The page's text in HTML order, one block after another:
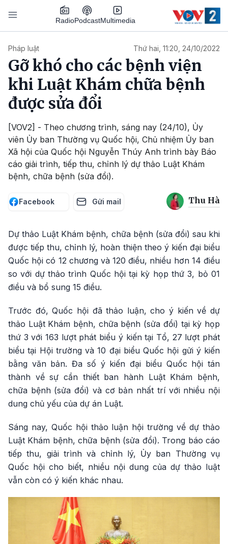
Nhảy đến nội dung
RadioPodcastMultimedia
Pháp luật Thứ hai, 11:20, 24/10/2022
Gỡ khó cho các bệnh viện
khi Luật Khám chữa bệnh
được sửa đổi
[VOV2] - Theo chương trình, sáng nay (24/10), Ủy
viên Ủy ban Thường vụ Quốc hội, Chủ nhiệm Ủy ban
Xã hội của Quốc hội Nguyễn Thúy Anh trình bày Báo
cáo giải trình, tiếp thu, chỉnh lý dự thảo Luật Khám
bệnh, chữa bệnh (sửa đổi).
Facebook Gửi mail Thu Hà
Dự thảo Luật Khám bệnh, chữa bệnh (sửa đổi) sau khi
được tiếp thu, chỉnh lý, hoàn thiện theo ý kiến đại biểu
Quốc hội có 12 chương và 120 điều, nhiều hơn 14 điều
so với dự thảo trình Quốc hội tại kỳ họp thứ 3, bỏ 01
điều và bổ sung 15 điều.
Trước đó, Quốc hội đã thảo luận, cho ý kiến về dự
thảo Luật Khám bệnh, chữa bệnh (sửa đổi) tại kỳ họp
thứ 3 với 163 lượt phát biểu ý kiến tại Tổ, 27 lượt phát
biểu tại Hội trường và 10 đại biểu Quốc hội gửi ý kiến
bằng văn bản. Đa số ý kiến đại biểu Quốc hội tán
thành về sự cần thiết ban hành Luật Khám bệnh,
chữa bệnh (sửa đổi) và cơ bản nhất trí với nhiều nội
dung chủ yếu của dự án Luật.
Sáng nay, Quốc hội thảo luận hội trường về dự thảo
Luật Khám bệnh, chữa bệnh (sửa đổi). Trong báo cáo
tiếp thu, giải trình và chỉnh lý, Ủy ban Thường vụ
Quốc hội cho biết, nhiều nội dung của dự thảo luật
vẫn còn có ý kiến khác nhau.